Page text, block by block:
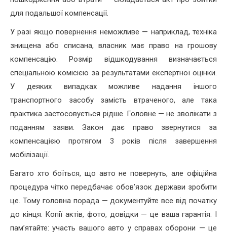
для подальшої компенсації.
У разі якщо повернення неможливе — наприклад, техніка
знищена або списана, власник має право на грошову
компенсацію. Розмір відшкодування визначається
спеціальною комісією за результатами експертної оцінки.
У деяких випадках можливе надання іншого
транспортного засобу замість втраченого, але така
практика застосовується рідше. Головне — не зволікати з
поданням заяви. Закон дає право звернутися за
компенсацією протягом 3 років після завершення
мобілізації.
Багато хто боїться, що авто не повернуть, але офіційна
процедура чітко передбачає обов’язок держави зробити
це. Тому головна порада — документуйте все від початку
до кінця. Копії актів, фото, довідки — це ваша гарантія. І
пам’ятайте: участь вашого авто у справах оборони — це